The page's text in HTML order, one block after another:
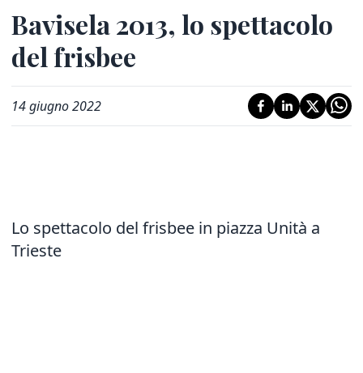
Bavisela 2013, lo spettacolo
del frisbee
14 giugno 2022
Lo spettacolo del frisbee in piazza Unità a
Trieste